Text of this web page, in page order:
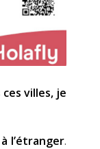
villes, je
l’étranger.